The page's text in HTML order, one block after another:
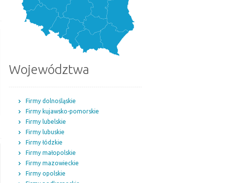
Województwa
Firmy dolnośląskie
Firmy kujawsko-pomorskie
Firmy lubelskie
Firmy lubuskie
Firmy łódzkie
Firmy małopolskie
Firmy mazowieckie
Firmy opolskie